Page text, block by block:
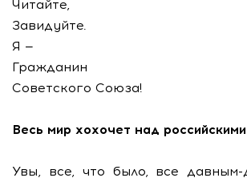
Читайте,
Завидуйте.
Я —
Гражданин
Советского Союза!
Весь мир хохочет над
Увы, все, что было, все давным-